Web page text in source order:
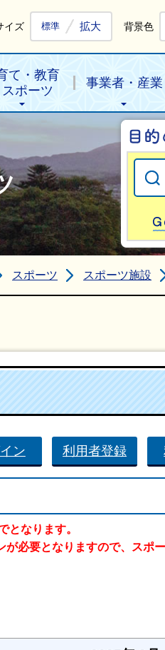
イズ 標準 拡大 背景色
て・教育
スポーツ
事業者・産業
スポーツ スポーツ施設
ン 利用者登録
となります。
必要となりますので、スポ